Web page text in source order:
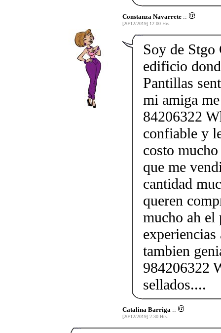
Constanza Navarrete::
[20/12/2019] 12:00 Hrs.
Soy de
edificio
Pantillas
mi amiga
84206322
confiable y
costo
que me
cantidad
queren
mucho ah el
tambien
984206322
sellados....
Catalina Barriga ::
[20/12/2019] 2:30 Hrs.